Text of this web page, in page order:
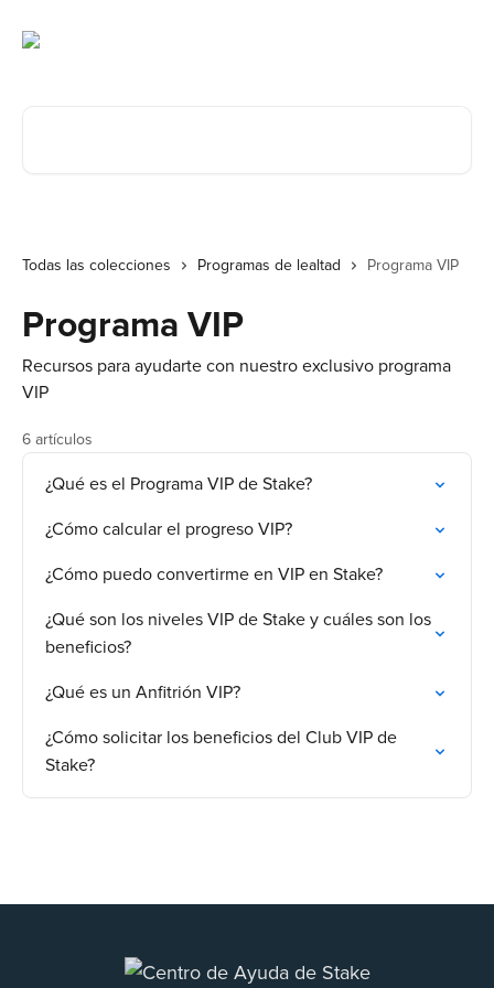
Todas las colecciones Programas de lealtad Programa VIP
Programa VIP
Recursos para ayudarte con nuestro exclusivo programa
VIP
6 artículos
¿Qué es el Programa VIP de Stake?
¿Cómo calcular el progreso VIP?
¿Cómo puedo convertirme en VIP en Stake?
¿Qué son los niveles VIP de Stake y cuáles son los
beneficios?
¿Qué es un Anfitrión VIP?
¿Cómo solicitar los beneficios del Club VIP de
Stake?